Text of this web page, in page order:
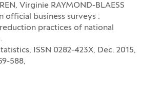
Virginie RAYMOND-BLAESS
official business surveys :
practices of national
ISSN 0282-423X, Dec. 2015,
588,